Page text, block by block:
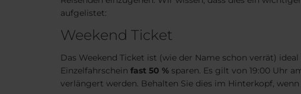
aufgelistet:
Weekend Ticket
Das Weekend Ticket ist (wie der Name schon verrät)
Einzelfahrschein fast 50 % sparen. Es gilt von 19:00 Uhr
verlängert werden. Behalten Sie dies im Hinterkopf,